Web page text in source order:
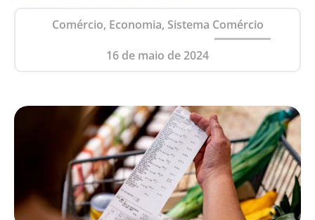
Comércio, Economia, Sistema Comércio
16 de maio de 2024